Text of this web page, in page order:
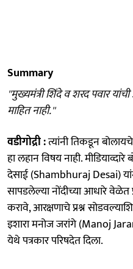
Summary
''मुख्यमंत्री शिंदे व शरद पवार
माहित नाही.''
वडीगोद्री :त्यांनी तिकडून
हा लहान विषय नाही.
देसाई (Shambhuraj Desai)
सापडलेल्या नोंदीच्या आधारे वेळेत
करावे, आरक्षणाचे प्रश्न
इशारा मनोज जरांगे (Manoj
येथे पत्रकार परिषदेत दिला.